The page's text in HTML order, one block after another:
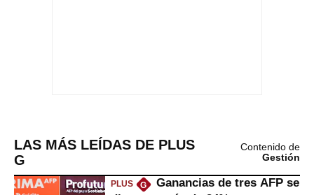
LAS MÁS LEÍDAS DE PLUS
G
Contenido de
Gestión
PLUS G
Ganancias de tres AFP se